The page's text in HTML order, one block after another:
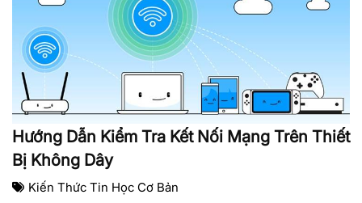
Hướng Dẫn Kiểm Tra Kết Nối Mạng Trên Thiết
Bị Không Dây
Kiến Thức Tin Học Cơ Bản